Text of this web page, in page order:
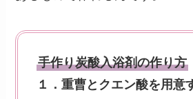
手作り炭酸入浴剤の作り方
１．重曹とクエン酸を用意